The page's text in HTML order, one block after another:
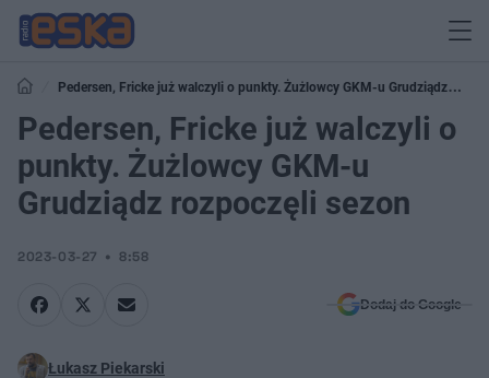
Pedersen, Fricke już walczyli o punkty. Żużlowcy GKM-u Grudziądz
rozpoczęli sezon
Pedersen, Fricke już walczyli o
punkty. Żużlowcy GKM-u
Grudziądz rozpoczęli sezon
2023-03-27 8:58
Dodaj do Google
Łukasz Piekarski